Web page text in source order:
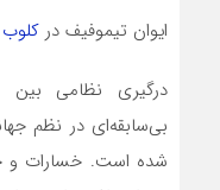
ایوان تیموفیف در کلوب
درگیری نظامی بین
شده است. خسارات و